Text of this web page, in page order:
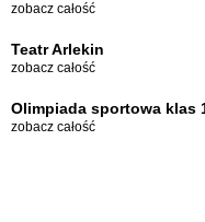
zobacz całość
Teatr Arlekin
zobacz całość
Olimpiada sportowa klas
zobacz całość